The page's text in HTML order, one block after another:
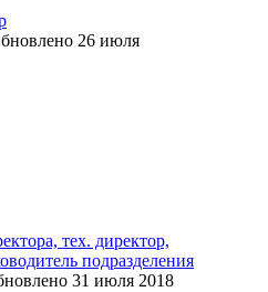
26 июля
тех. директор,
подразделения
31 июля 2018